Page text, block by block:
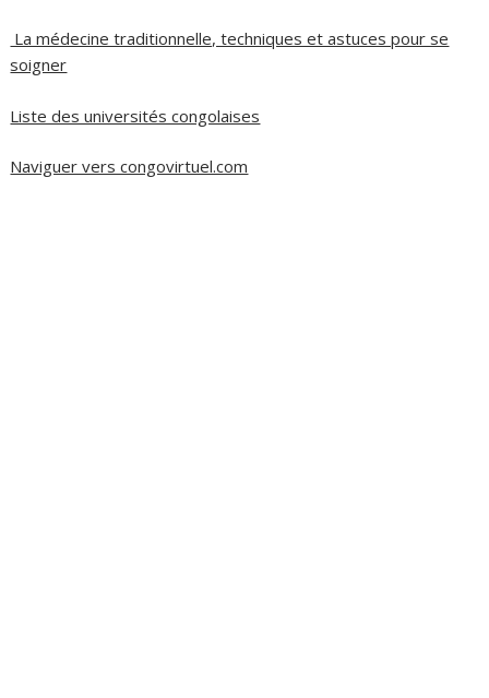
La médecine traditionnelle, techniques et astuces pour se
soigner
Liste des universités congolaises
Naviguer vers congovirtuel.com